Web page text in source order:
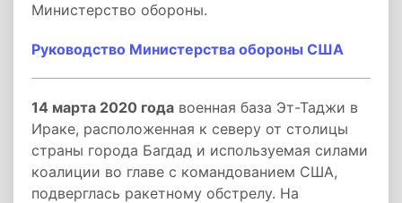
Министерство обороны.
Руководство Министерства обороны США
14 марта 2020 года военная база Эт-Таджи в
Ираке, расположенная к северу от столицы
страны города Багдад и используемая силами
коалиции во главе с командованием США,
подверглась ракетному обстрелу. На